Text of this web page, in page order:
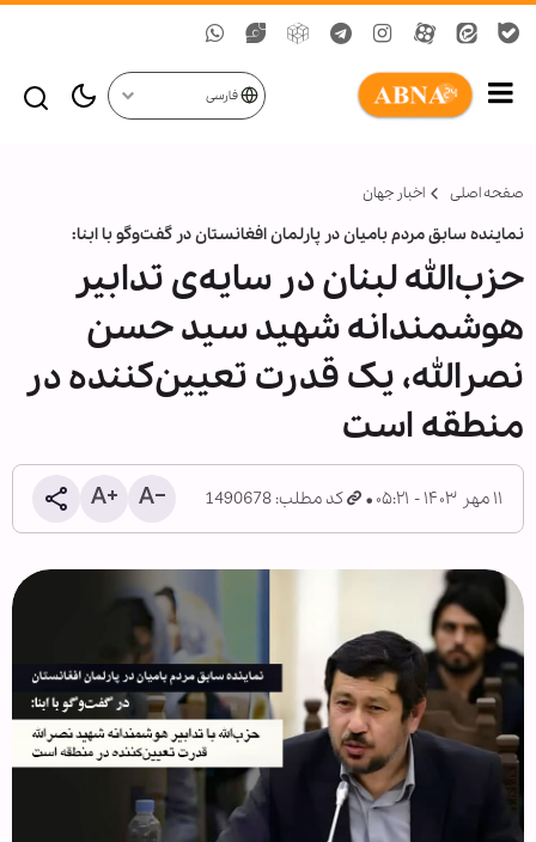
فارسی
صفحه اصلی اخبار جهان
نماینده سابق مردم بامیان در پارلمان افغانستان در گفت‌وگو با ابنا:
حزب‌الله لبنان در سایه‌ی تدابیر
هوشمندانه شهید سید حسن
نصرالله، یک قدرت تعیین‌کننده در
منطقه است
۱۱ مهر ۱۴۰۳ - ۰۵:۲۱ کد مطلب: 1490678